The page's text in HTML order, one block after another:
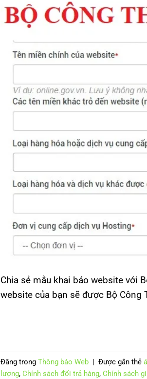
Chia sẻ mẫu khai báo website với
website của bạn sẽ được Bộ Công
Đăng trong Thông báo Web | Được gắn thẻ
lượng, Chính sách đổi trả hàng, Chính sách